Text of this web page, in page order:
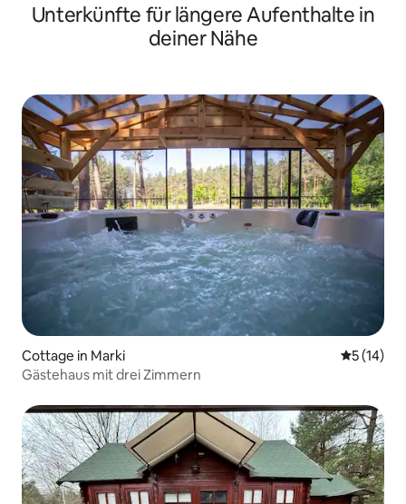
Unterkünfte für längere Aufenthalte in
deiner Nähe
Cottage in Marki
5 (14)
Gästehaus mit drei Zimmern